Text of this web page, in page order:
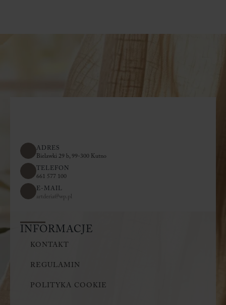
ADRES
Bielawki 29 b, 99-300 Kutno
TELEFON
661 577 100
E-MAIL
artderia@wp.pl
INFORMACJE
KONTAKT
REGULAMIN
POLITYKA COOKIE